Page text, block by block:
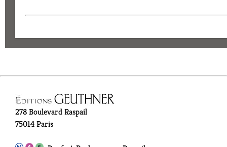
278 Boulevard Raspail
75014 Paris